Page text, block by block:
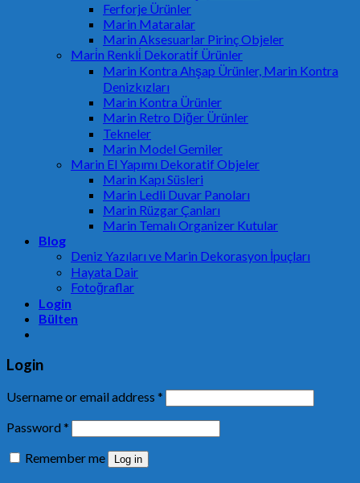
Ferforje Ürünler
Marin Mataralar
Marin Aksesuarlar Pirinç Objeler
Mari̇n Renkli̇ Dekorati̇f Ürünler
Marin Kontra Ahşap Ürünler, Marin Kontra
Denizkızları
Marin Kontra Ürünler
Marin Retro Diğer Ürünler
Tekneler
Marin Model Gemiler
Marin El Yapımı Dekoratif Objeler
Marin Kapı Süsleri
Marin Ledli Duvar Panoları
Marin Rüzgar Çanları
Marin Temalı Organizer Kutular
Blog
Deniz Yazıları ve Marin Dekorasyon İpuçları
Hayata Dair
Fotoğraflar
Login
Bülten
Login
Username or email address *
Password*
Remember me
Log in